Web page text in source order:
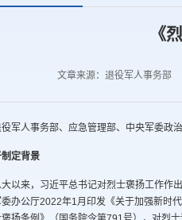
《
文章来源：退役军人事务部
军人事务部、应急管理部、中央军委政
定背景
以来，习近平总书记对烈士褒扬工作作
办公厅2022年1月印发《关于加强新时